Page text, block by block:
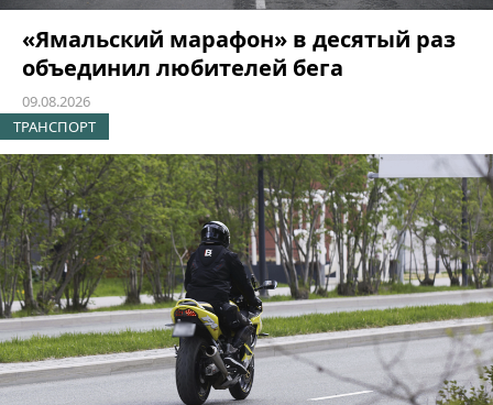
«Ямальский марафон» в десятый раз
объединил любителей бега
09.08.2026
ТРАНСПОРТ